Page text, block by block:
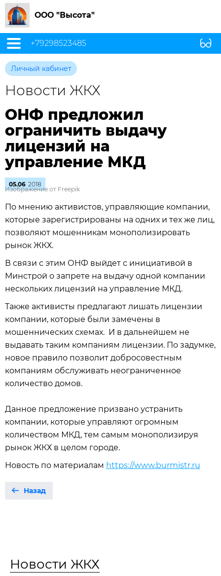
ООО "Высота"
+79298523485
Личный кабинет
Новости ЖКХ
ОНФ предложил
ограничить выдачу
лицензий на
управление МКД
05.06 2018
Изображение от Freepik
По мнению активистов, управляющие компании,
которые зарегистрированы на одних и тех же лиц,
позволяют мошенникам монополизировать
рынок ЖКХ.
В связи с этим ОНФ выйдет с инициативой в
Минстрой о запрете на выдачу одной компании
нескольких лицензий на управление МКД.
Также активисты предлагают лишать лицензии
компании, которые были замечены в
мошеннических схемах. И в дальнейшем не
выдавать таким компаниям лицензии. По задумке,
новое правило позволит добросовестным
компаниям обслуживать неограниченное
количество домов.
Данное предложение призвано устранить
компании, которые управляют огромным
количеством МКД, тем самым монополизируя
рынок ЖКХ в целом городе.
Новость по материалам https://www.burmistr.ru
Назад
Новости ЖКХ